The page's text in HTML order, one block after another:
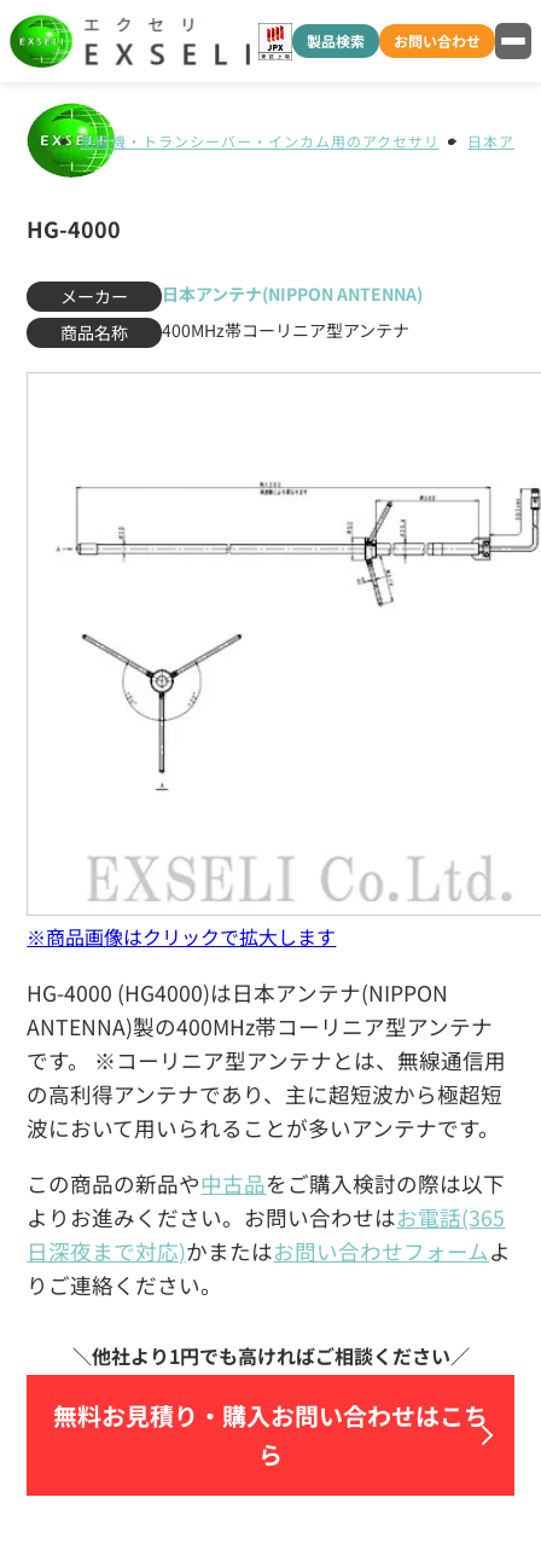
製品検索 お問い合わせ
無線機・トランシーバー・インカム用のアクセサリ 日本アン
HG-4000
メーカー
日本アンテナ(NIPPON ANTENNA)
商品名称
400MHz帯コーリニア型アンテナ
HG-4000 (HG4000)は日本アンテナ(NIPPON
ANTENNA)製の400MHz帯コーリニア型アンテナ
です。 ※コーリニア型アンテナとは、無線通信用
の高利得アンテナであり、主に超短波から極超短
波において用いられることが多いアンテナです。
この商品の新品や中古品をご購入検討の際は以下
よりお進みください。お問い合わせはお電話(365
日深夜まで対応)かまたはお問い合わせフォームよ
りご連絡ください。
無料お見積り・ 購入お問い合わせはこち
ら
※商品画像はクリックで拡大します